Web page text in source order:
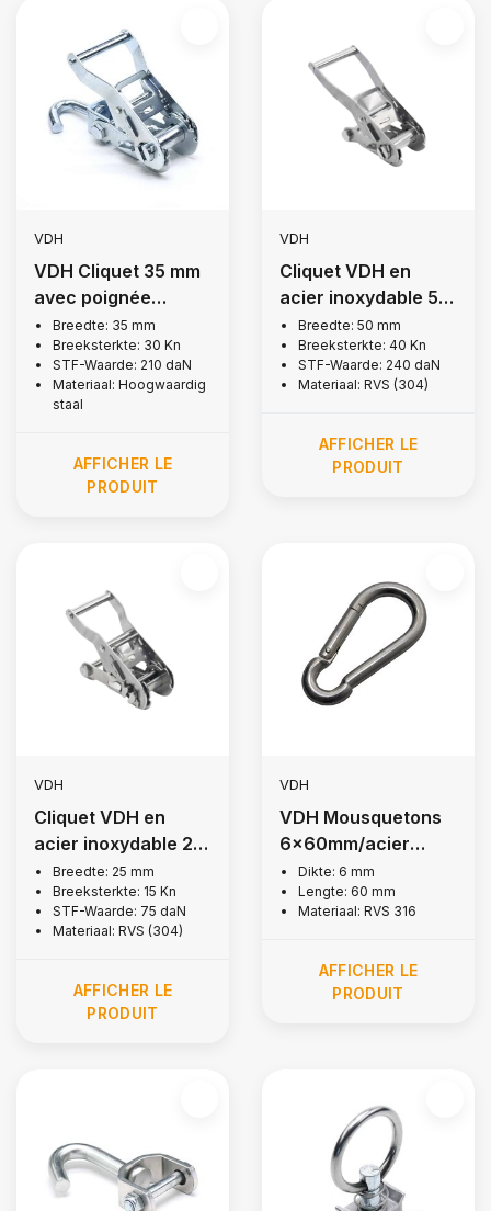
VDH
VDH Cliquet 35 mm
avec poignée
étroite, 3 000 kg
Breedte: 35 mm
Breeksterkte: 30 Kn
STF-Waarde: 210 daN
Materiaal: Hoogwaardig
staal
AFFICHER LE
PRODUIT
VDH
Cliquet VDH en
acier inoxydable 50
mm, 4 000 kg
Breedte: 50 mm
Breeksterkte: 40 Kn
STF-Waarde: 240 daN
Materiaal: RVS (304)
AFFICHER LE
PRODUIT
VDH
Cliquet VDH en
acier inoxydable 25
mm, 1,500 kg
Breedte: 25 mm
Breeksterkte: 15 Kn
STF-Waarde: 75 daN
Materiaal: RVS (304)
AFFICHER LE
PRODUIT
VDH
VDH Mousquetons
6x60mm/acier
inoxydable 316
Dikte: 6 mm
Lengte: 60 mm
Materiaal: RVS 316
AFFICHER LE
PRODUIT